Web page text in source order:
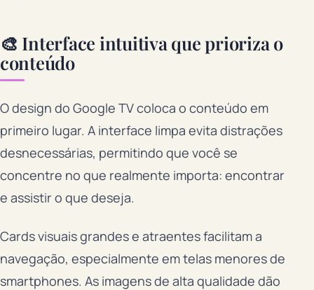
🎨 Interface intuitiva que prioriza o
conteúdo
O design do Google TV coloca o conteúdo em
primeiro lugar. A interface limpa evita distrações
desnecessárias, permitindo que você se
concentre no que realmente importa: encontrar
e assistir o que deseja.
Cards visuais grandes e atraentes facilitam a
navegação, especialmente em telas menores de
smartphones. As imagens de alta qualidade dão